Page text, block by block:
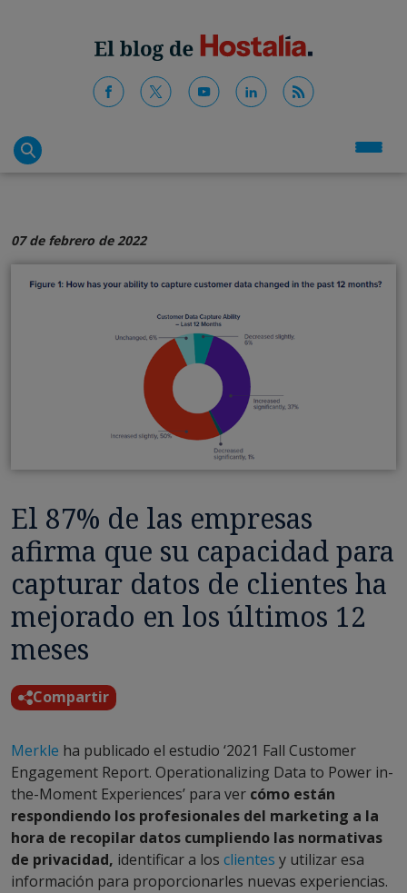
07 de febrero de 2022
El 87% de las empresas
afirma que su capacidad para
capturar datos de clientes ha
mejorado en los últimos 12
meses
Compartir
Merkle ha publicado el estudio ‘2021 Fall Customer
Engagement Report. Operationalizing Data to Power in-
the-Moment Experiences’ para ver cómo están
respondiendo los profesionales del marketing a la
hora de recopilar datos cumpliendo las normativas
de privacidad, identificar a los clientes y utilizar esa
información para proporcionarles nuevas experiencias.